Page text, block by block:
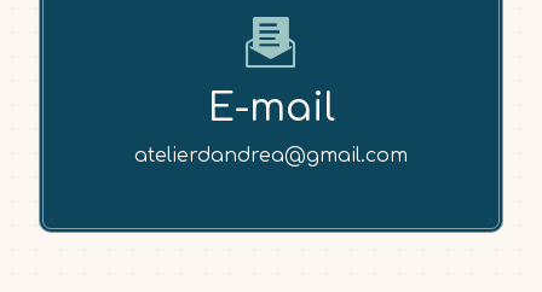
E-mail
atelierdandrea@gmail.com